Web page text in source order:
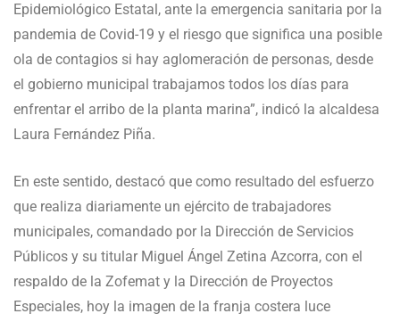
Epidemiológico Estatal, ante la emergencia sanitaria por la
pandemia de Covid-19 y el riesgo que significa una posible
ola de contagios si hay aglomeración de personas, desde
el gobierno municipal trabajamos todos los días para
enfrentar el arribo de la planta marina”, indicó la alcaldesa
Laura Fernández Piña.
En este sentido, destacó que como resultado del esfuerzo
que realiza diariamente un ejército de trabajadores
municipales, comandado por la Dirección de Servicios
Públicos y su titular Miguel Ángel Zetina Azcorra, con el
respaldo de la Zofemat y la Dirección de Proyectos
Especiales, hoy la imagen de la franja costera luce